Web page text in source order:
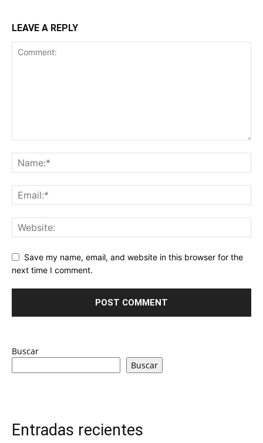
LEAVE A REPLY
Save my name, email, and website in this browser for the
next time I comment.
Buscar
Buscar
Entradas recientes